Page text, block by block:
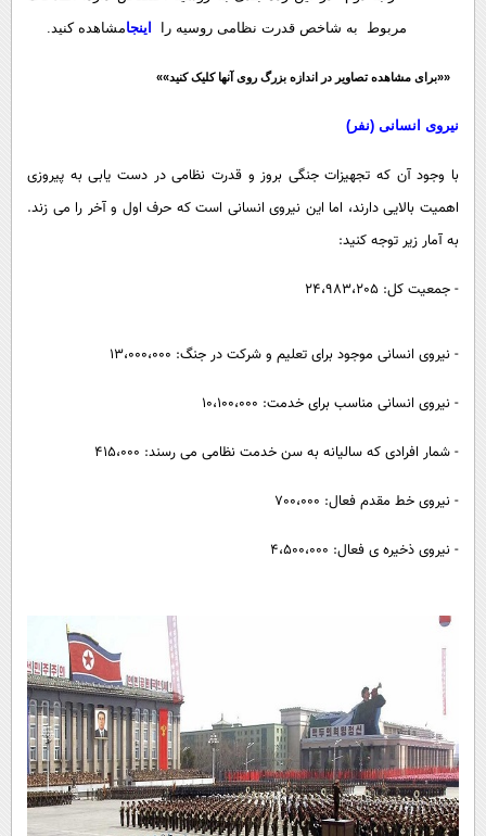
مربوط به شاخص قدرت نظامی روسیه را
اینجامشاهده کنید
««برای مشاهده تصاویر در اندازه بزرگ روی آنها کلیک کنید»»
نیروی انسانی (نفر)
با وجود آن که تجهیزات جنگی بروز و قدرت نظامی در دست یابی به پیروزی
اهمیت بالایی دارند، اما این نیروی انسانی است که حرف اول و آخر را می زند.
به آمار زیر توجه کنید:
- جمعیت کل: 24،983،205
- نیروی انسانی موجود برای تعلیم و شرکت در جنگ: 13،000،000
- نیروی انسانی مناسب برای خدمت: 10،100،000
- شمار افرادی که سالیانه به سن خدمت نظامی می رسند: 415،000
- نیروی خط مقدم فعال: 700،000
- نیروی ذخیره ی فعال: 4،500،000